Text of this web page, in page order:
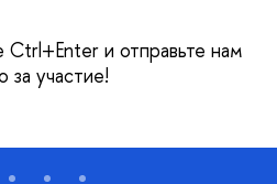
и отправьте нам
участие!